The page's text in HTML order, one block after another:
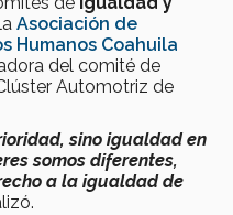
Asociación de
Humanos Coahuila
del comité de
Automotriz de
sino igualdad en
somos diferentes,
a la igualdad de